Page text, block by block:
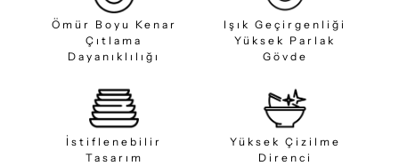
Ömür Boyu Kenar
Çıtlama
Dayanıklılığı
Işık Geçirgenliği
Yüksek Parlak
Gövde
İstiflenebilir
Tasarım
Yüksek Çizilme
Direnci